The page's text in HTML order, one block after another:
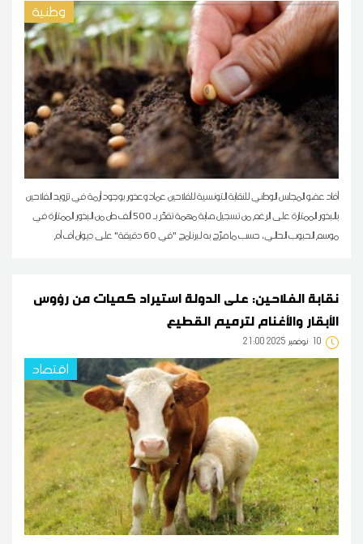
وطنية
أفاد عضو المجلس الوطني للنقابة التونسية للفلاحين عماد وعذور بوجود أزمة في تزويد الفلاحين
بالبذور الممتازة على الرغم من تسجيل صابة مهمة تقدّر بـ 500 ألف طن من البذور الممتازة في
موسم الحبوب الحالي، حسب ما صرّح به لبرنامج "في 60 دقيقة" على ديوان أف أم
نقابة الفلاحين: على الدولة استيراد كميات من رؤوس
الأبقار والأغنام لترميم القطيع
10 21:00 2025 نوفمبر
اقتصاد